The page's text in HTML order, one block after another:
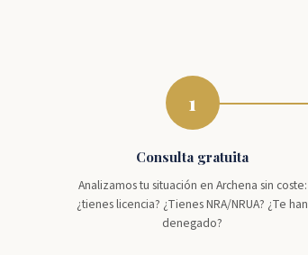
1
Consulta gratuita
Analizamos tu situación en Archena sin coste:
¿tienes licencia? ¿Tienes NRA/NRUA? ¿Te han
denegado?